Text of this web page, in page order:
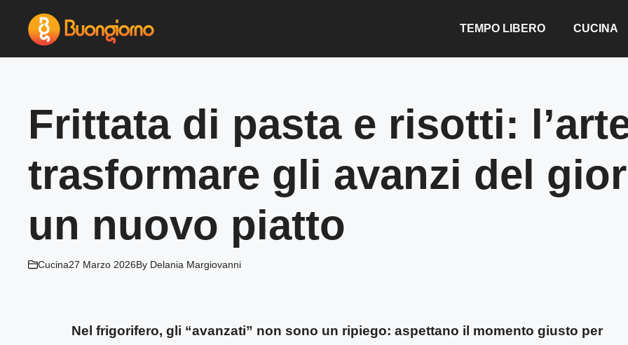
contenuto
TEMPO LIBERO CUCINA
Frittata di pasta e risotti:
trasformare gli avanzi del
un nuovo piatto
Cucina27 Marzo 2026By Delania Margiovanni
Nel frigorifero, gli “avanzati” non sono un ripiego: aspettano il momento giusto per